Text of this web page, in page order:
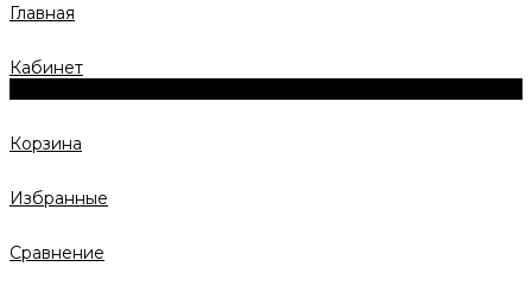
Главная
Кабинет
Корзина
Избранные
Сравнение